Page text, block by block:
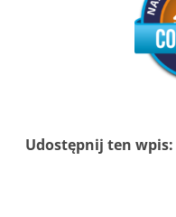
Udostępnij ten wpis: